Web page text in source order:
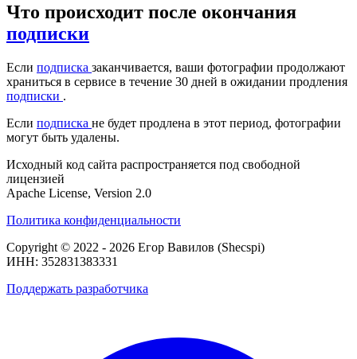
Что происходит после окончания
подписки
Если подписка заканчивается, ваши фотографии продолжают
храниться в сервисе в течение 30 дней в ожидании продления
подписки .
Если подписка не будет продлена в этот период, фотографии
могут быть удалены.
Исходный код сайта распространяется под свободной
лицензией
Apache License, Version 2.0
Политика конфиденциальности
Copyright © 2022 - 2026 Егор Вавилов (Shecspi)
ИНН: 352831383331
Поддержать разработчика